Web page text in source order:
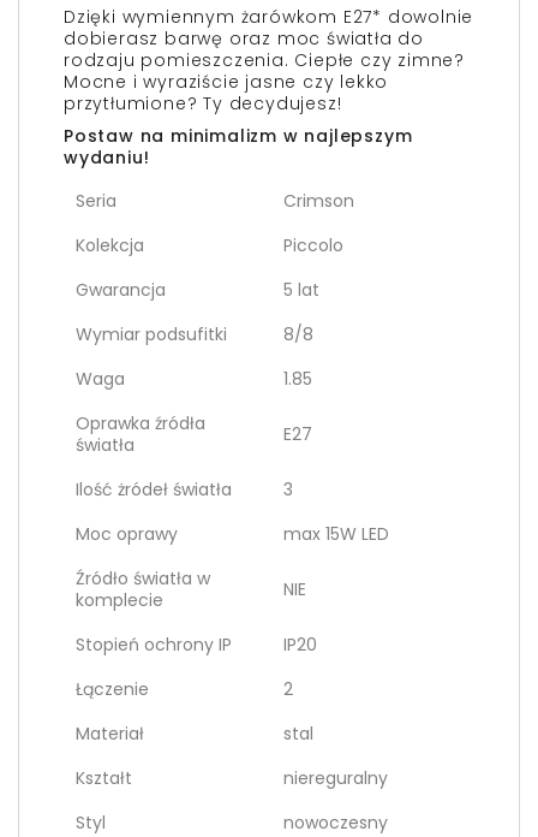
Dzięki wymiennym żarówkom E27* dowolnie
dobierasz barwę oraz moc światła do
rodzaju pomieszczenia. Ciepłe czy zimne?
Mocne i wyraziście jasne czy lekko
przytłumione? Ty decydujesz!
Postaw na minimalizm w najlepszym
wydaniu!
Seria
Crimson
Kolekcja
Piccolo
Gwarancja
5 lat
Wymiar podsufitki
8/8
Waga
1.85
Oprawka źródła
światła
E27
Ilość żródeł światła
3
Moc oprawy
max 15W LED
Źródło światła w
komplecie
NIE
Stopień ochrony IP
IP20
Łączenie
2
Materiał
stal
Kształt
niereguralny
Styl
nowoczesny